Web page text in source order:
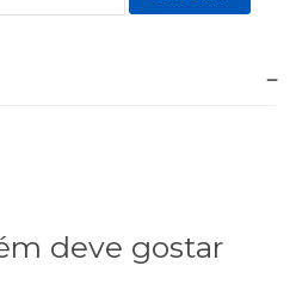
deve gostar